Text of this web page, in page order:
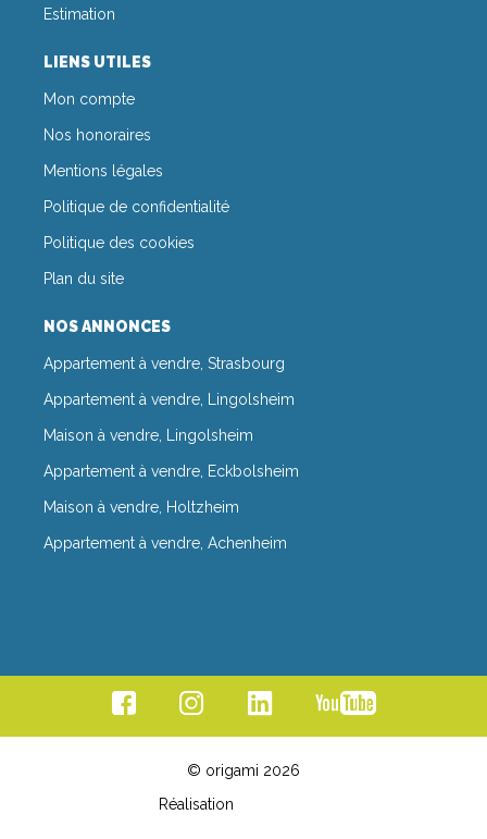
Estimation
LIENS UTILES
Mon compte
Nos honoraires
Mentions légales
Politique de confidentialité
Politique des cookies
Plan du site
NOS ANNONCES
Appartement à vendre, Strasbourg
Appartement à vendre, Lingolsheim
Maison à vendre, Lingolsheim
Appartement à vendre, Eckbolsheim
Maison à vendre, Holtzheim
Appartement à vendre, Achenheim
© origami 2026
Réalisation